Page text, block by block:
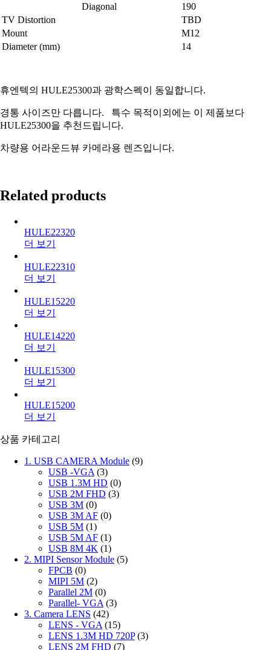
Diagonal
190
TV Distortion
TBD
Mount
M12
Diameter (mm)
14
휴엔텍의 HULE25300과 광학스펙이 동일합니다.
경통 사이즈만 다릅니다. 특수 목적이외에는 이 제품보다
HULE25300을 추천드립니다.
차량용 어라운드뷰 카메라용 렌즈입니다.
Related products
HULE22320
더 보기
HULE22310
더 보기
HULE15220
더 보기
HULE14220
더 보기
HULE15300
더 보기
HULE15200
더 보기
상품 카테고리
1. USB CAMERA Module (9)
USB -VGA (3)
USB 1.3M HD (0)
USB 2M FHD (3)
USB 3M (0)
USB 3M AF (0)
USB 5M (1)
USB 5M AF (1)
USB 8M 4K (1)
2. MIPI Sensor Module (5)
FPCB (0)
MIPI 5M (2)
Parallel 2M (0)
Parallel- VGA (3)
3. Camera LENS (42)
LENS - VGA (15)
LENS 1.3M HD 720P (3)
LENS 2M FHD (7)